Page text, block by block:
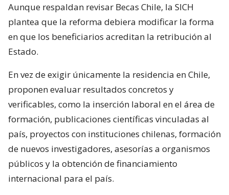
Aunque respaldan revisar Becas Chile, la SICH
plantea que la reforma debiera modificar la forma
en que los beneficiarios acreditan la retribución al
Estado.
En vez de exigir únicamente la residencia en Chile,
proponen evaluar resultados concretos y
verificables, como la inserción laboral en el área de
formación, publicaciones científicas vinculadas al
país, proyectos con instituciones chilenas, formación
de nuevos investigadores, asesorías a organismos
públicos y la obtención de financiamiento
internacional para el país.